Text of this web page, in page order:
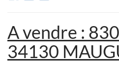
A vendre :
34130